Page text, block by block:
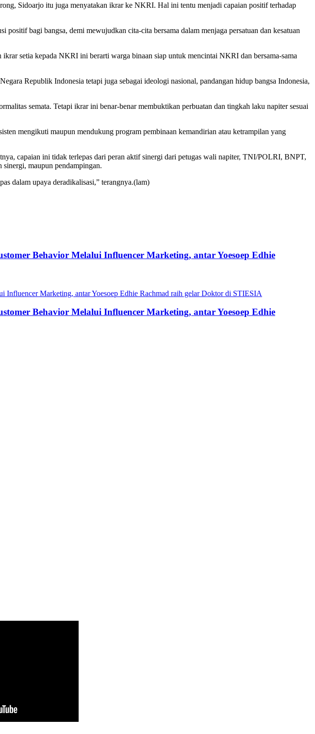
Sidoarjo itu juga menyatakan ikrar ke NKRI. Hal ini tentu menjadi capaian positif terhadap
bagi bangsa, demi mewujudkan cita-cita bersama dalam menjaga persatuan dan kesatuan
setia kepada NKRI ini berarti warga binaan siap untuk mencintai NKRI dan bersama-sama
Republik Indonesia tetapi juga sebagai ideologi nasional, pandangan hidup bangsa Indonesia,
semata. Tetapi ikrar ini benar-benar membuktikan perbuatan dan tingkah laku napiter sesuai
mengikuti maupun mendukung program pembinaan kemandirian atau ketrampilan yang
capaian ini tidak terlepas dari peran aktif sinergi dari petugas wali napiter, TNI/POLRI, BNPT,
maupun pendampingan.
dalam upaya deradikalisasi,” terangnya.(lam)
Behavior Melalui Influencer Marketing, antar Yoesoep Edhie
Behavior Melalui Influencer Marketing, antar Yoesoep Edhie